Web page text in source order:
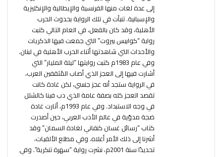
إلى عدة لغات منها الفرنسية والإيطالية والإنكليزية
والإسبانية. تنبأت في تلك الرواية بحدوث الحرب
الأهلية، وقد كان بالفعل، في العام التالي كتبت
رواية “كوابيس بيروت” التي جمعت فيها الذكريات
والأحداث التي شاهدتها أثناء الحرب الأهلية في لبنان.
وفي عام 1983م كتبت روايتها “ليلة المليار” التي
أشارت فيها إلى العجز الذي أصاب المُثقفين العرب،
في الرواية ستجد أنه عجز جنسي، لكن غادة كانت
تقصد العجز كله بصفة عامة الذي دب فينا كالشلل
في وجه الاستبداد. وفي عام 1993م، أثارت غادة
ضجة مدوّية في عالم الأدب العربي، حين أصدرت
كتاب “رسائل غسان كنفاني لغادة السمان” وقد
أشرنا إلى ذلك الأمر أعلاه. وفي مطلع الألفيات،
تحديدًا سنة 2001م، نشرت رواية “سهرة تنكرية”. وفي